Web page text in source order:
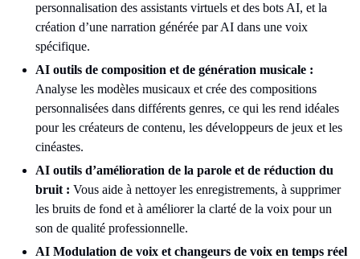
personnalisation des assistants virtuels et des bots AI, et la
création d’une narration générée par AI dans une voix
spécifique.
AI outils de composition et de génération musicale :
Analyse les modèles musicaux et crée des compositions
personnalisées dans différents genres, ce qui les rend idéales
pour les créateurs de contenu, les développeurs de jeux et les
cinéastes.
AI outils d’amélioration de la parole et de réduction du
bruit : Vous aide à nettoyer les enregistrements, à supprimer
les bruits de fond et à améliorer la clarté de la voix pour un
son de qualité professionnelle.
AI Modulation de voix et changeurs de voix en temps réel